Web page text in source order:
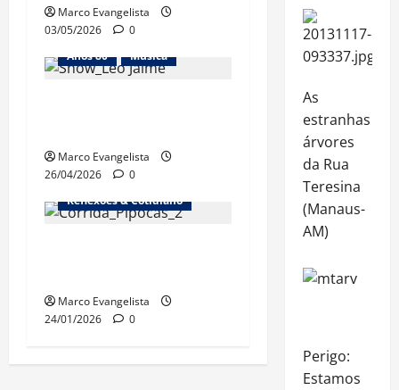
Marco Evangelista
03/05/2026
0
Anos 80
Música
Marco Evangelista
26/04/2026
0
Reflexões & Cotidiano
Marco Evangelista
24/01/2026
0
As
estranhas
árvores
da Rua
Teresina
(Manaus-
AM)
Perigo:
Estamos